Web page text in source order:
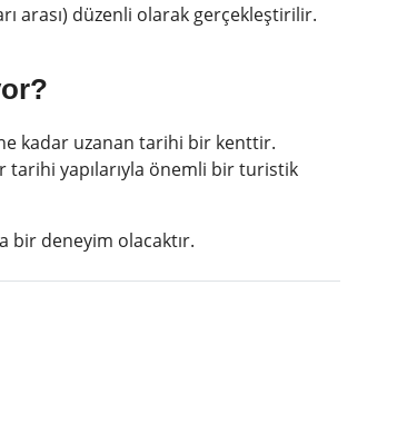
arası) düzenli olarak gerçekleştirilir.
kadar uzanan tarihi bir kenttir.
tarihi yapılarıyla önemli bir turistik
bir deneyim olacaktır.